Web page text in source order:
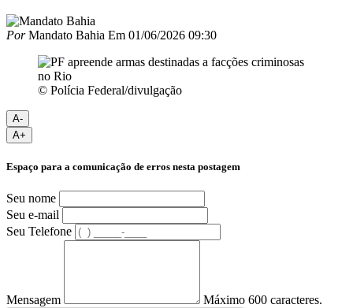
PorMandato Bahia Em 01/06/2026 09:30
© Polícia Federal/divulgação
A-
A+
Espaço para a comunicação de erros nesta postagem
Seu nome
Seu e-mail
Seu Telefone
Mensagem Máximo 600 caracteres.